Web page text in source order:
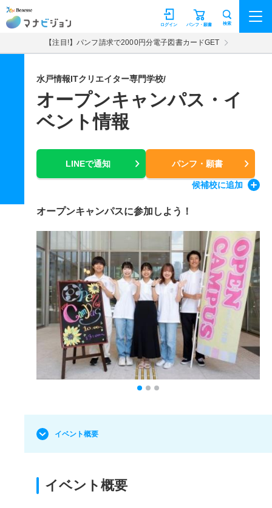
マナビジョン パンフ・願書
ログイン 検索
【注目!】パンフ請求で2000円分電子図書カードGET
水戸情報ITクリエイター専門学校/
オープンキャンパス・イ
ベント情報
LINEで通知 パンフ・願書
候補校に追加
オープンキャンパスに参加しよう！
イベント概要
イベント概要